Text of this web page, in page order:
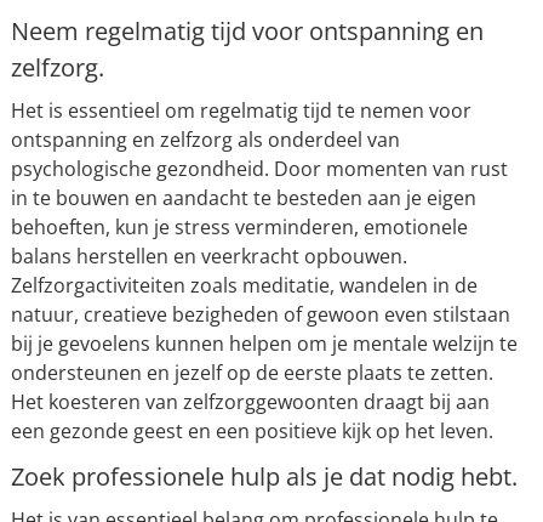
Neem regelmatig tijd voor ontspanning en
zelfzorg.
Het is essentieel om regelmatig tijd te nemen voor
ontspanning en zelfzorg als onderdeel van
psychologische gezondheid. Door momenten van rust
in te bouwen en aandacht te besteden aan je eigen
behoeften, kun je stress verminderen, emotionele
balans herstellen en veerkracht opbouwen.
Zelfzorgactiviteiten zoals meditatie, wandelen in de
natuur, creatieve bezigheden of gewoon even stilstaan
bij je gevoelens kunnen helpen om je mentale welzijn te
ondersteunen en jezelf op de eerste plaats te zetten.
Het koesteren van zelfzorggewoonten draagt bij aan
een gezonde geest en een positieve kijk op het leven.
Zoek professionele hulp als je dat nodig hebt.